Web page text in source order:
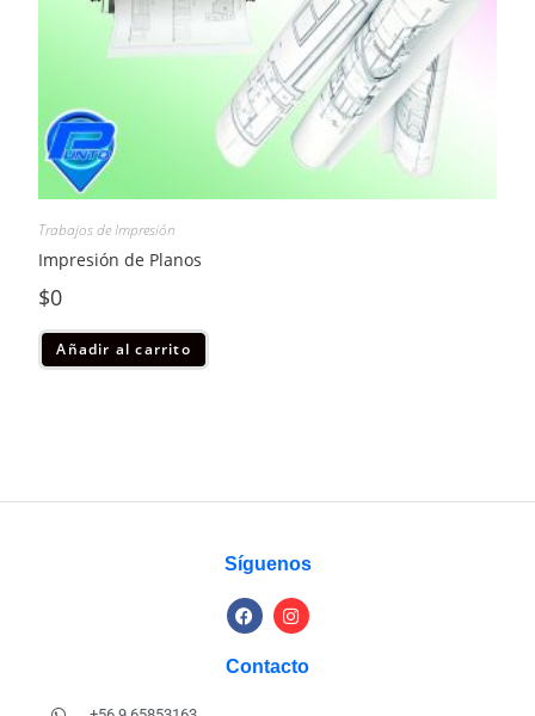
Trabajos de Impresión
Impresión de Planos
$0
Añadir al carrito
Síguenos
Contacto